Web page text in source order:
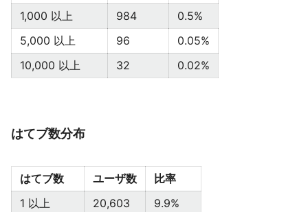
1,000 以上
984
0.5%
5,000 以上
96
0.05%
10,000 以上
32 0.02%
はてブ数分布
はてブ数 ユーザ数
比率
1 以上
20,603
9.9%